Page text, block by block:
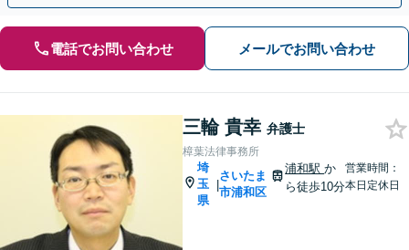
電話でお問い合わせ メールでお問い合わせ
三輪 貴幸 弁護士
樟葉法律事務所
埼
玉
県
|
さいたま
市浦和区
浦和駅か
ら徒歩10分
営業時間：
本日定休日